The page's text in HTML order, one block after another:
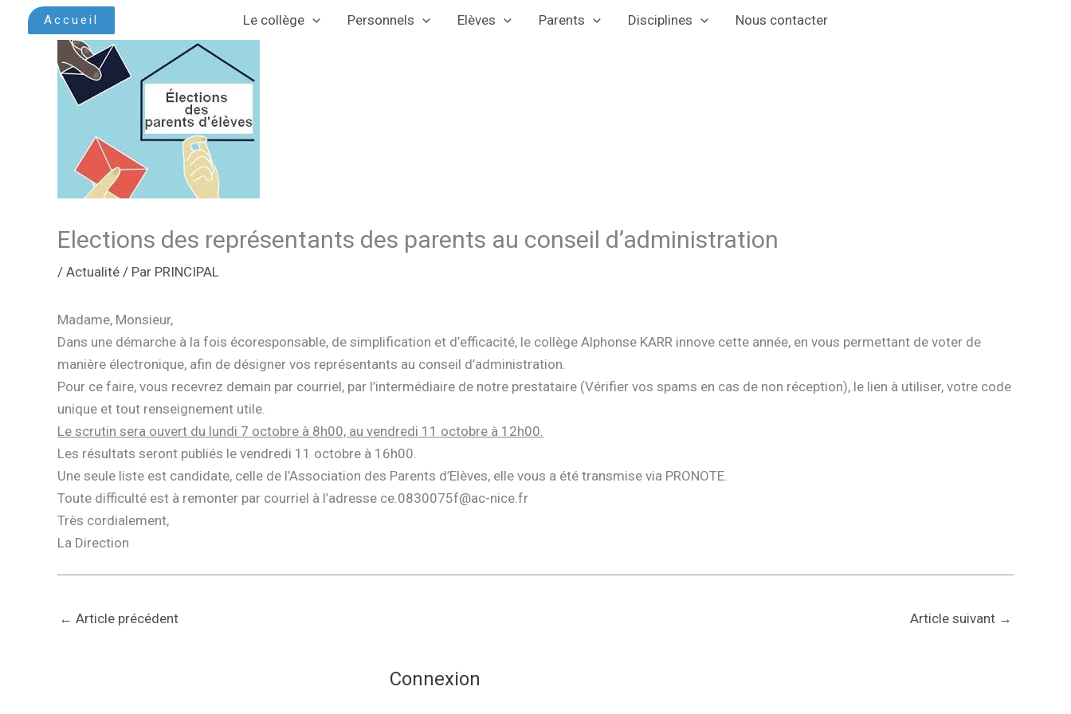
Accueil Le collège Personnels Elèves Parents Disciplines Nous contacter
Elections des représentants des parents au conseil d’administration
/ Actualité / Par PRINCIPAL
Madame, Monsieur,
Dans une démarche à la fois écoresponsable, de simplification et d’efficacité, le collège Alphonse KARR innove cette année, en vous permettant de voter de
manière électronique, afin de désigner vos représentants au conseil d’administration.
Pour ce faire, vous recevrez demain par courriel, par l’intermédiaire de notre prestataire (Vérifier vos spams en cas de non réception), le lien à utiliser, votre code
unique et tout renseignement utile.
Le scrutin sera ouvert du lundi 7 octobre à 8h00, au vendredi 11 octobre à 12h00.
Les résultats seront publiés le vendredi 11 octobre à 16h00.
Une seule liste est candidate, celle de l’Association des Parents d’Elèves, elle vous a été transmise via PRONOTE.
Toute difficulté est à remonter par courriel à l’adresse ce.0830075f@ac-nice.fr
Très cordialement,
La Direction
← Article précédent Article suivant →
Connexion